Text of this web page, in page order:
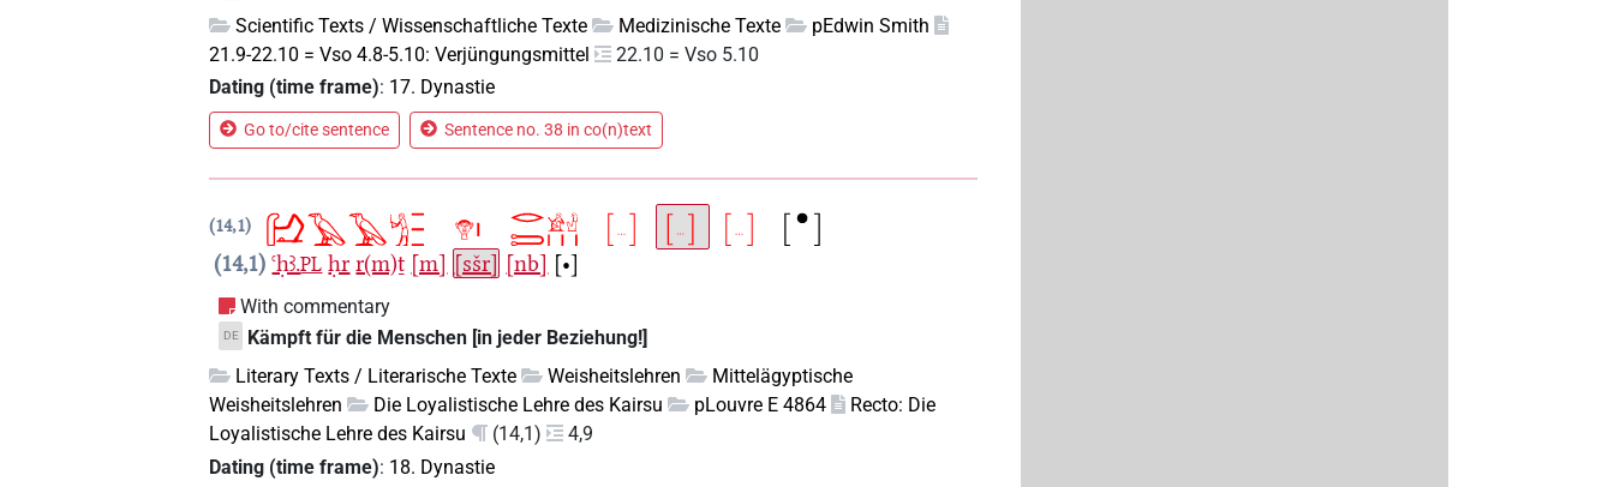
Scientific Texts / Wissenschaftliche Texte
Medizinische Texte
pEdwin Smith
21.9-22.10 = Vso 4.8-5.10: Verjüngungsmittel
22.10 = Vso 5.10
Dating (time frame): 17. Dynastie
Go to/cite sentence Sentence no. 38 in co(n)text
14,1
14,1 ꜥḥꜣ.PL ḥr r(m)ṯ [m] [sšr] [nb] [•]
With commentary
DE
Kämpft für die Menschen [in jeder Beziehung!]
Literary Texts / Literarische Texte
Weisheitslehren
Mittelägyptische
Weisheitslehren
Die Loyalistische Lehre des Kairsu pLouvre E 4864
Recto: Die
Loyalistische Lehre des Kairsu
(14,1)
4,9
Dating (time frame): 18. Dynastie